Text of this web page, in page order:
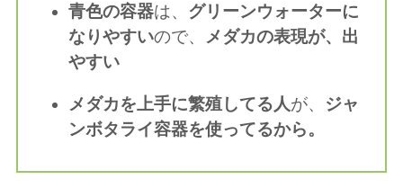
青色の容器は、 グリーンウォーターに
なりやすいので、
メダカの表現が、出
やすい
メダカを上手に繁殖してる人が、 ジャ
ンボタライ容器を使ってるから。